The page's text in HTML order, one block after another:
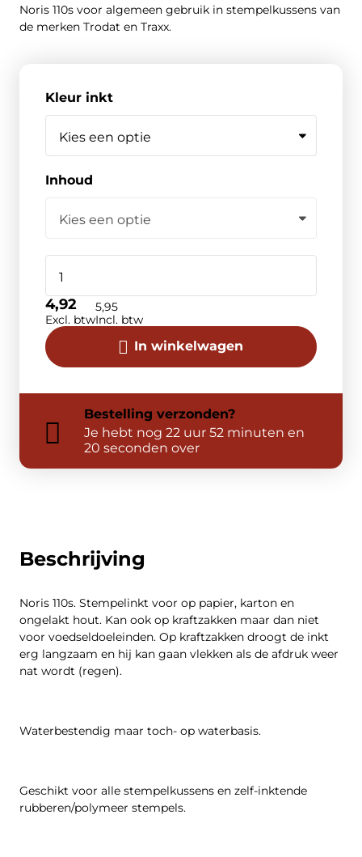
Beschrijving
Noris 110s. Stempelinkt voor op papier, karton en
ongelakt hout. Kan ook op kraftzakken maar dan niet
voor voedseldoeleinden. Op kraftzakken droogt de inkt
erg langzaam en hij kan gaan vlekken als de afdruk weer
nat wordt (regen).
Waterbestendig maar toch- op waterbasis.
Geschikt voor alle stempelkussens en zelf-inktende
rubberen/polymeer stempels.
Noris 110s voor algemeen gebruik in stempelkussens van
de merken Trodat en Traxx.
Kleur inkt
Inhoud
In winkelwagen
4,92
Excl. btw
5,95
Incl. btw
Bestelling verzonden?
Je hebt nog 22 uur 52 minuten en
20 seconden over